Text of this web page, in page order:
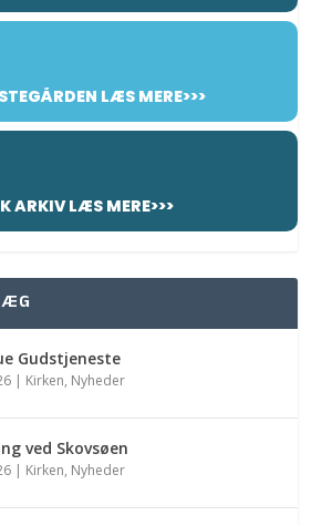
LÆS MERE>>>
ARKIV LÆS MERE>>>
Gudstjeneste
Kirken, Nyheder
ved Skovsøen
Kirken, Nyheder